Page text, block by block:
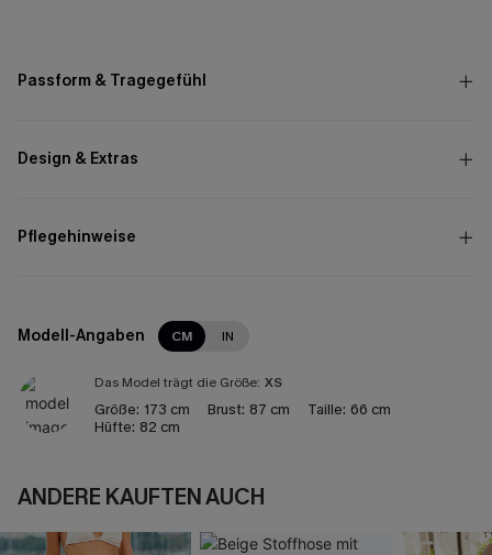
Passform & Tragegefühl
Design & Extras
Pflegehinweise
Modell-Angaben CM IN
Das Model trägt die Größe: XS
Größe: 173 cm Brust: 87 cm Taille: 66 cm
Hüfte: 82 cm
ANDERE KAUFTEN AUCH